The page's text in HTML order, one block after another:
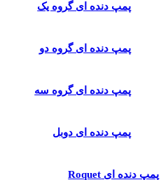
پمپ دنده ای گروه یک
پمپ دنده ای گروه دو
پمپ دنده ای گروه سه
پمپ دنده ای دوبل
پمپ دنده ای Roquet